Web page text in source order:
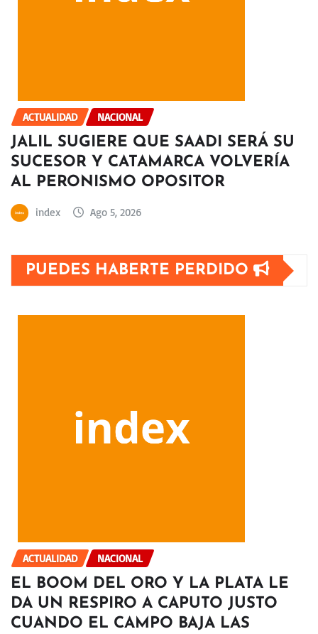
ACTUALIDAD NACIONAL
JALIL SUGIERE QUE SAADI SERÁ SU
SUCESOR Y CATAMARCA VOLVERÍA
AL PERONISMO OPOSITOR
index Ago 5, 2026
PUEDES HABERTE PERDIDO
ACTUALIDAD NACIONAL
EL BOOM DEL ORO Y LA PLATA LE
DA UN RESPIRO A CAPUTO JUSTO
CUANDO EL CAMPO BAJA LAS